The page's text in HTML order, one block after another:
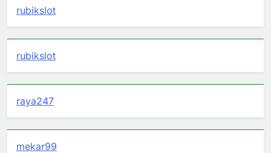
rubikslot
rubikslot
raya247
mekar99